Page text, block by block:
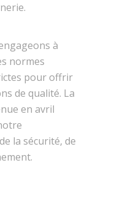
à
normes
pour offrir
de qualité. La
en avril
la sécurité, de